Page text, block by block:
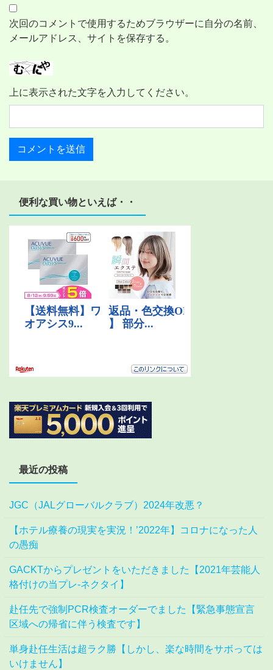
次回のコメントで使用するためブラウザーに自分の名前、
メールアドレス、サイトを保存する。
上に表示された文字を入力してください。
便利な買い物といえば・・
最近の投稿
JGC（JALグローバルクラブ）2024年改悪？
【ホテル療養の現実を実況！’2022年】コロナになった人
の愚痴
GACKTからプレゼントをいただきました【2021年芸能人
格付けの当プレ-ネクタイ】
赴任先で強制PCR検査オーダーでました【緊急事態宣言
区域への帰省に伴う検査です】
単身赴任生活は超ラク勝【しかし、楽な時間をサボっては
いけません】